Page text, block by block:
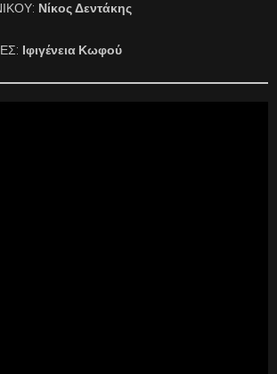
Νίκος Δεντάκης
Ιφιγένεια Κωφού